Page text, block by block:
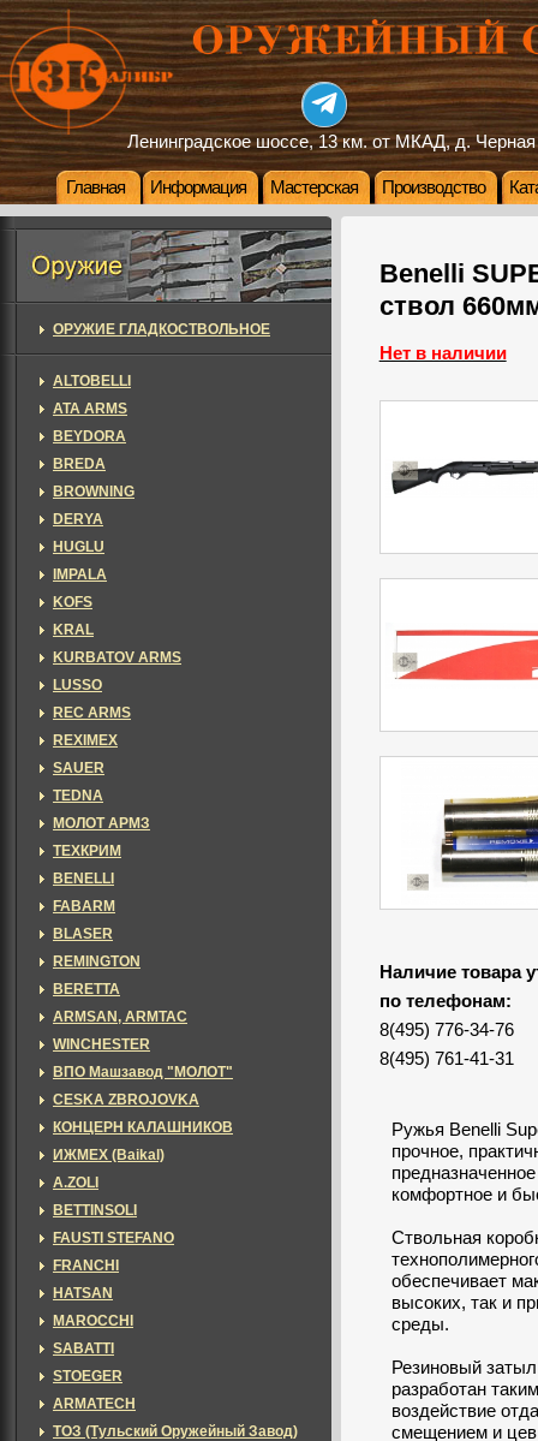
Ленинградское шоссе, 13 км. от МКАД, д. Черная
Главная Информация Мастерская Производство
Benelli
ствол
Нет в наличии
Наличие товара
по телефонам:
8(495) 776-34-76
8(495) 761-41-31
Ружья Benelli
прочное,
комфортное и
Ствольная
обеспечивает
высоких, так и
среды.
Резиновый
разработан
воздействие
смещением и
ОРУЖИЕ ГЛАДКОСТВОЛЬНОЕ
ALTOBELLI
ATA ARMS
BEYDORA
BREDA
BROWNING
DERYA
HUGLU
IMPALA
KOFS
KRAL
KURBATOV ARMS
LUSSO
REC ARMS
REXIMEX
SAUER
TEDNA
МОЛОТ АРМЗ
ТЕХКРИМ
BENELLI
FABARM
BLASER
REMINGTON
BERETTA
ARMSAN, ARMTAC
WINCHESTER
ВПО Машзавод "МОЛОТ"
CESKA ZBROJOVKA
КОНЦЕРН КАЛАШНИКОВ
ИЖМЕХ (Baikal)
A.ZOLI
BETTINSOLI
FAUSTI STEFANO
FRANCHI
HATSAN
MAROCCHI
SABATTI
STOEGER
ARMATECH
ТОЗ (Тульский Оружейный Завод)